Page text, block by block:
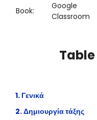
Book:
Google
Classroom
1. Γενικά
2. Δημιουργία τάξης